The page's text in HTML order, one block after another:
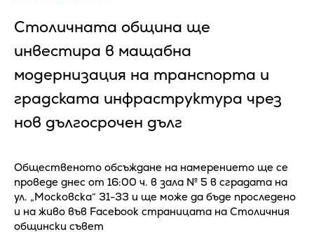
Столичната община ще
инвестира в мащабна
модернизация на транспорта и
градската инфраструктура чрез
нов дългосрочен дълг
Общественото обсъждане на намерението ще се
проведе днес от 16:00 ч. в зала № 5 в сградата на
ул. „Московска“ 31-33 и ще може да бъде проследено
и на живо във Facebook страницата на Столичния
общински съвет